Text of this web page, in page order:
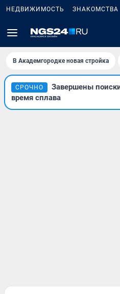
НЕДВИЖИМОСТЬ ЗНАКОМСТВА
В Академгородке новая стройка
СРОЧНО
Завершены
время сплава